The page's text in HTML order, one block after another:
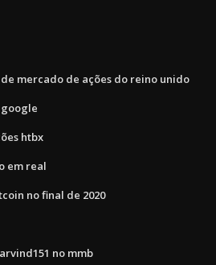
mercado de ações do reino unido
htbx
em real
no final de 2020
no mmb